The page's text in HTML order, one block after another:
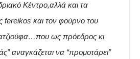
Κέντρο,αλλά και τα
fereikos και τον φούρνο του
ως πρόεδρος κι
αναγκάζεται να “προμοτάρει”